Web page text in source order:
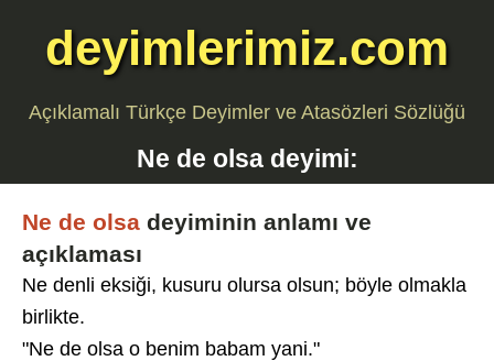
deyimlerimiz.com
Açıklamalı Türkçe Deyimler ve Atasözleri Sözlüğü
Ne de olsadeyimi:
Ne de olsa deyiminin anlamı ve
açıklaması
Ne denli eksiği, kusuru olursa olsun; böyle olmakla
birlikte.
"Ne de olsa o benim babam yani."